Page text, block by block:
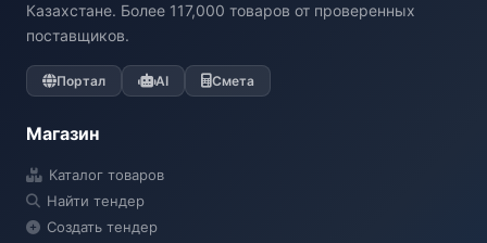
Казахстане. Более 117,000 товаров от проверенных
поставщиков.
Портал AI Смета
Магазин
Каталог товаров
Найти тендер
Создать тендер